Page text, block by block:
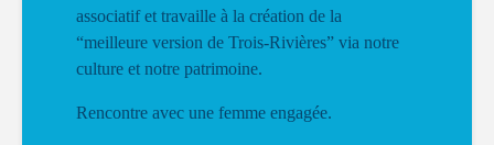
associatif et travaille à la création de la
“meilleure version de Trois-Rivières” via notre
culture et notre patrimoine.
Rencontre avec une femme engagée.